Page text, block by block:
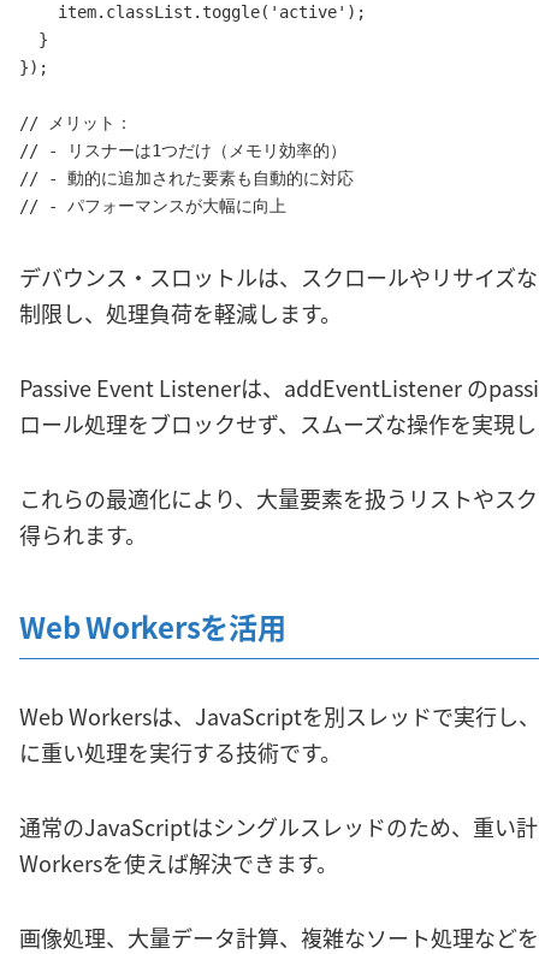
    item.classList.toggle('active');
  }
});
// メリット：
// - リスナーは1つだけ（メモリ効率的）
// - 動的に追加された要素も自動的に対応
デバウンス・スロットルは、スクロールやリサイズ
制限し、処理負荷を軽減します。
Passive Event Listenerは、addEventListener の
ロール処理をブロックせず、スムーズな操作を実現
これらの最適化により、大量要素を扱うリストやス
得られます。
Web Workersを活用
Web Workersは、JavaScriptを別スレッドで実行し
に重い処理を実行する技術です。
通常のJavaScriptはシングルスレッドのため、重い
Workersを使えば解決できます。
画像処理、大量データ計算、複雑なソート処理など